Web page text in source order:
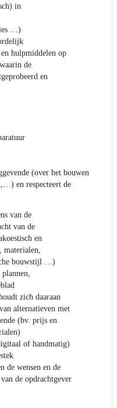
in
…)
en hulpmiddelen op
de
en
(over het bouwen
en respecteert de
van de
van de
en
materialen,
bouwstijl …)
zich daaraan
alternatieven met
(bv. prijs en
of handmatig)
de wensen en de
de opdrachtgever